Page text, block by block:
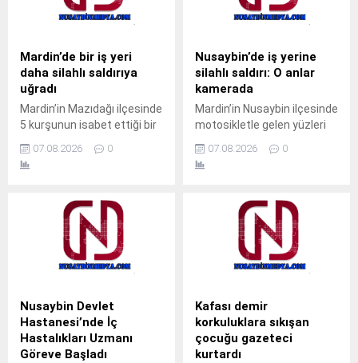
Mardin’de bir iş yeri
daha silahlı saldırıya
uğradı
Mardin’in Mazıdağı ilçesinde
5 kurşunun isabet ettiği bir
düzenlendi. Olay, ilçeye bağlı
Poyraz Mahallesi Ömer
meydana geldi. Henüz
kimliği belirlenemeyen kişi
veya kişiler tarafından bir iş
yerine silahla ateş açıldı.
Tap Simulator Codes İş
ettiği saldırıda, iş yerinde
kimsenin bulunmaması...
07.08.2026 0
Nusaybin’de iş yerine
silahlı saldırı: O anlar
kamerada
Mardin’in Nusaybin ilçesinde
motosikletle gelen yüzleri
yerine silahlı saldırı
düzenledi. Saldırı anı iş
kamerasınca kaydedildi.
Olay, gece saatlerinde
Nusaybin ilçesi Mardin
Caddesi’nde meydana
geldi.Kimlikleri henüz
ve yüzleri maskeli 2 şüpheli,
cadde üzerinde seyir
halindeyken bir iş yerinin
önünden geçtikleri sırada
07.08.2026 0
Nusaybin Devlet
Hastanesi’nde İç
Hastalıkları Uzmanı
Göreve Başladı
Kafası demir
korkuluklara sıkışan
çocuğu gazeteci
kurtardı